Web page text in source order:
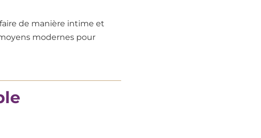
de manière intime et
modernes pour